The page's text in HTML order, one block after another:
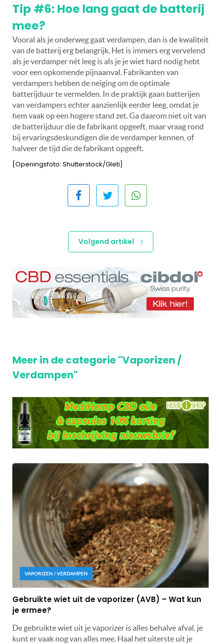
Tip #6: Hoe lang gaat de batterij
mee?
Vooral als je onderweg gaat verdampen, dan is de kwaliteit
van de batterij erg belangrijk. Het is immers erg vervelend
als je verdamper nét leeg is als je je wiet hard nodig hebt
voor een opkomende pijnaanval. Fabrikanten van
verdampers hebben de neiging om de optimale
batterijduur te vermelden. In de praktijk gaan batterijen
van verdampers echter aanzienlijk eerder leeg, omdat je
hem vaak op een hogere stand zet. Ga daarom niet uit van
de batterijduur die de fabrikant opgeeft, maar vraag rond
bij ervaringsdeskundigen die de verdamper kennen, of
halveer de tijd die de fabrikant opgeeft.
[Openingsfoto: Shutterstock/Gleti]
Volgend artikel
Meer in de categorie "Vaporizen /
Verdampen"
VAPORIZEN / VERDAMPEN
Gebruikte wiet uit de vaporizer (AVB) – Wat kun
je ermee?
De gebruikte wiet uit je vaporizer is alles behalve afval, je
kunt er vaak nog van alles mee. Haal het uiterste uit je